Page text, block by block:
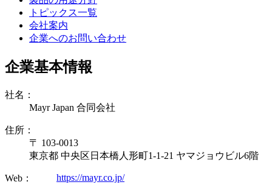
トピックス一覧
会社案内
企業へのお問い合わせ
企業基本情報
社名：
Mayr Japan 合同会社
住所：
〒 103-0013
東京都 中央区日本橋人形町1-1-21 ヤマジョウビル6階
Web： https://mayr.co.jp/